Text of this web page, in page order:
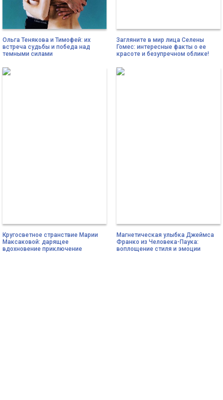
Ольга Тенякова и Тимофей: их
встреча судьбы и победа над
темными силами
Загляните в мир лица Селены
Гомес: интересные факты о ее
красоте и безупречном облике!
Кругосветное странствие Марии
Максаковой: дарящее
вдохновение приключение
Магнетическая улыбка Джеймса
Франко из Человека-Паука:
воплощение стиля и эмоции